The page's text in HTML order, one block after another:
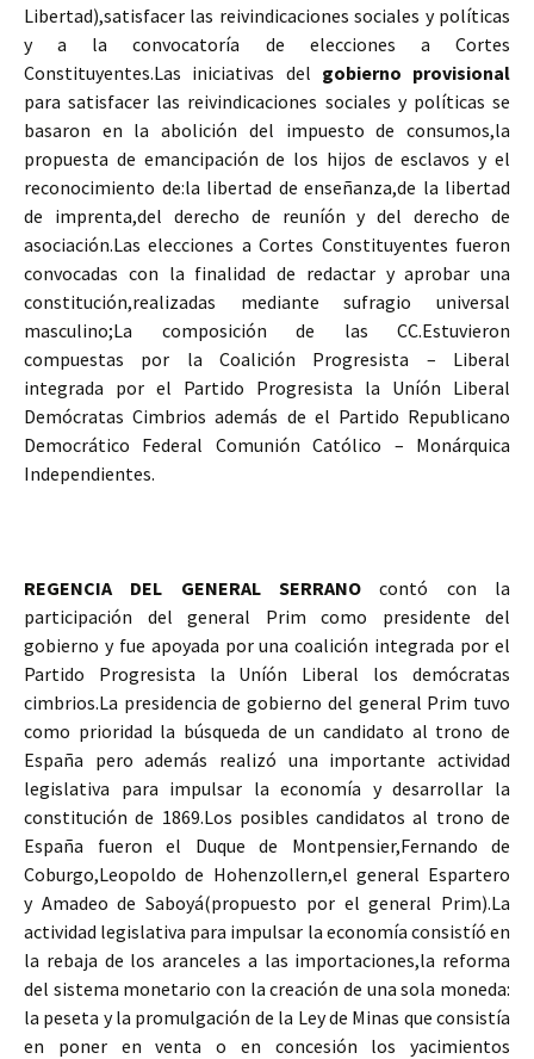
Libertad),satisfacer las reivindicaciones sociales y políticas
y a la convocatoría de elecciones a Cortes
Constituyentes.Las iniciativas del gobierno provisional
para satisfacer las reivindicaciones sociales y políticas se
basaron en la abolición del impuesto de consumos,la
propuesta de emancipación de los hijos de esclavos y el
reconocimiento de:la libertad de enseñanza,de la libertad
de imprenta,del derecho de reuníón y del derecho de
asociación.Las elecciones a Cortes Constituyentes fueron
convocadas con la finalidad de redactar y aprobar una
constitución,realizadas mediante sufragio universal
masculino;La composición de las CC.Estuvieron
compuestas por la Coalición Progresista – Liberal
integrada por el Partido Progresista la Uníón Liberal
Demócratas Cimbrios además de el Partido Republicano
Democrático Federal Comunión Católico – Monárquica
Independientes.
REGENCIA DEL GENERAL SERRANOcontó con la
participación del general Prim como presidente del
gobierno y fue apoyada por una coalición integrada por el
Partido Progresista la Uníón Liberal los demócratas
cimbrios.La presidencia de gobierno del general Prim tuvo
como prioridad la búsqueda de un candidato al trono de
España pero además realizó una importante actividad
legislativa para impulsar la economía y desarrollar la
constitución de 1869.Los posibles candidatos al trono de
España fueron el Duque de Montpensier,Fernando de
Coburgo,Leopoldo de Hohenzollern,el general Espartero
y Amadeo de Saboyá(propuesto por el general Prim).La
actividad legislativa para impulsar la economía consistíó en
la rebaja de los aranceles a las importaciones,la reforma
del sistema monetario con la creación de una sola moneda:
la peseta y la promulgación de la Ley de Minas que consistía
en poner en venta o en concesión los yacimientos